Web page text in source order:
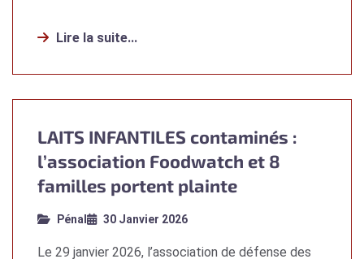
Lire la suite...
LAITS INFANTILES contaminés :
l’association Foodwatch et 8
familles portent plainte
Pénal 30 Janvier 2026
Le 29 janvier 2026, l’association de défense des